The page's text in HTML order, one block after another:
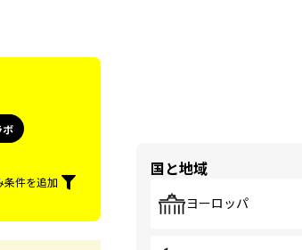
ボ
条件を追加
国と地域
ヨーロッパ